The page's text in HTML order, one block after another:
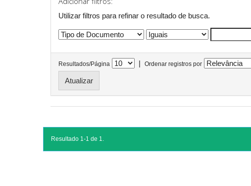
Utilizar filtros para refinar o resultado de busca.
Resultados/Página | Ordenar registros por
Resultado 1-1 de 1.